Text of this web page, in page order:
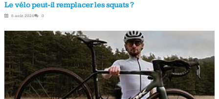
Le vélo peut-il remplacer les squats ?
6 août 2026 0